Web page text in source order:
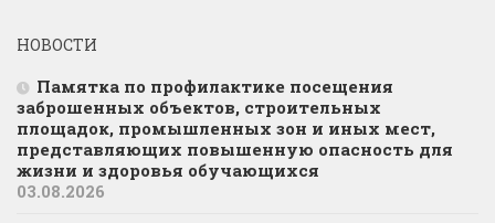
НОВОСТИ
Памятка по профилактике посещения
заброшенных объектов, строительных
площадок, промышленных зон и иных мест,
представляющих повышенную опасность для
жизни и здоровья обучающихся
03.08.2026